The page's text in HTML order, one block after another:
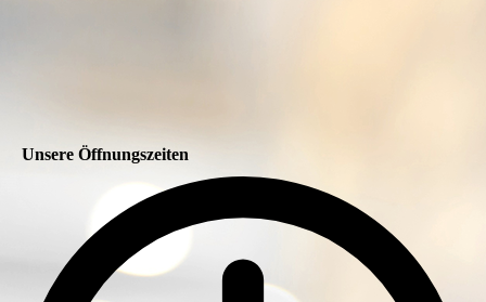
Unsere Öffnungszeiten